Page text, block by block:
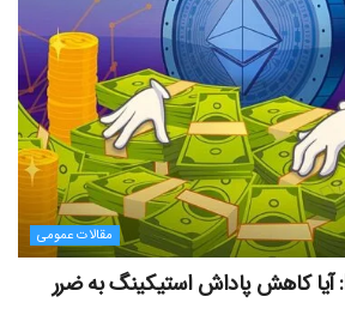
مقالات عمومی
طرح جدید EIP-8363: آیا کاهش پاداش استیکینگ به ضرر